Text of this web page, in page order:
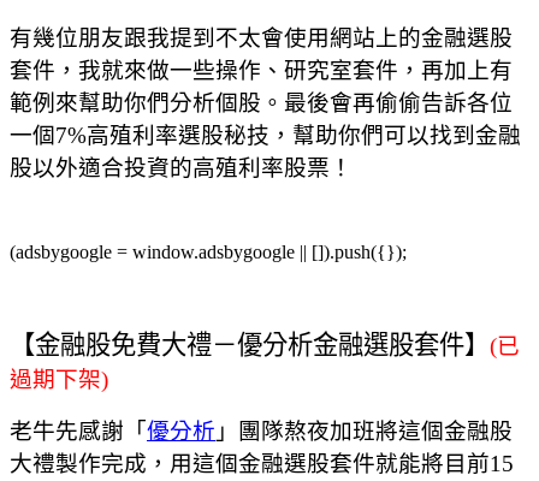
有幾位朋友跟我提到不太會使用網站上的金融選股
套件，我就來做一些操作、研究室套件，再加上有
範例來幫助你們分析個股。最後會再偷偷告訴各位
一個7%高殖利率選股秘技，幫助你們可以找到金融
股以外適合投資的高殖利率股票！
(adsbygoogle = window.adsbygoogle || []).push({});
【金融股免費大禮－優分析金融選股套件】 (已
過期下架)
老牛先感謝「 優分析 」團隊熬夜加班將這個金融股
大禮製作完成，用這個金融選股套件就能將目前15